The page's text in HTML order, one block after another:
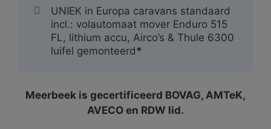
UNIEK in Europa caravans standaard
incl.: volautomaat mover Enduro 515
FL, lithium accu, Airco’s & Thule 6300
luifel gemonteerd*
Meerbeek is gecertificeerd BOVAG, AMTeK,
AVECO en RDW lid.